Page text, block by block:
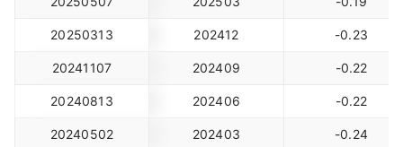
20250313 202412 -0.23
20241107 202409 -0.22
20240813 202406 -0.22
20240502 202403 -0.24